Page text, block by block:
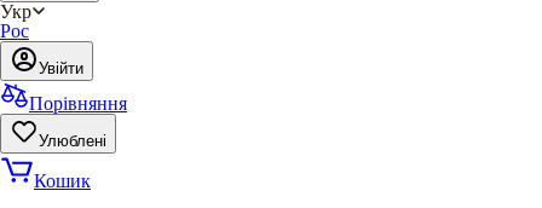
Укр
Рос
Увійти
Порівняння
Улюблені
Кошик